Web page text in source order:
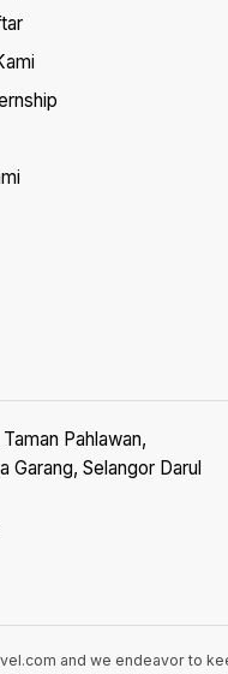
Pahlawan,
Garang, Selangor Darul
and we endeavor to